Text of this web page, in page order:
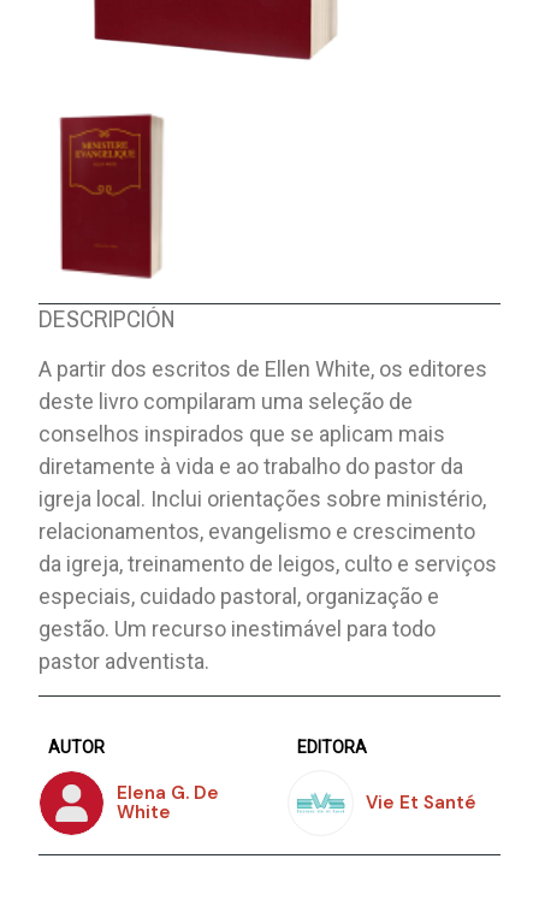
DESCRIPCIÓN
A partir dos escritos de Ellen White, os editores
deste livro compilaram uma seleção de
conselhos inspirados que se aplicam mais
diretamente à vida e ao trabalho do pastor da
igreja local. Inclui orientações sobre ministério,
relacionamentos, evangelismo e crescimento
da igreja, treinamento de leigos, culto e serviços
especiais, cuidado pastoral, organização e
gestão. Um recurso inestimável para todo
pastor adventista.
AUTOR
Elena G. De
White
EDITORA
Vie Et Santé